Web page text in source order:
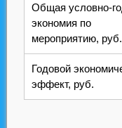
Общая условно-
экономия по
мероприятию, руб.
Годовой
эффект, руб.